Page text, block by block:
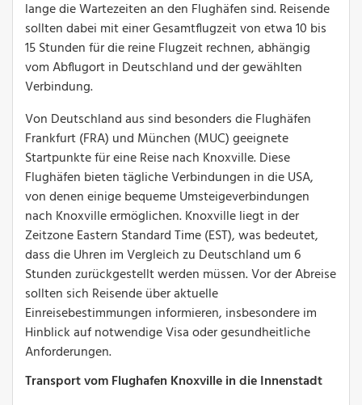
lange die Wartezeiten an den Flughäfen sind. Reisende
sollten dabei mit einer Gesamtflugzeit von etwa 10 bis
15 Stunden für die reine Flugzeit rechnen, abhängig
vom Abflugort in Deutschland und der gewählten
Verbindung.
Von Deutschland aus sind besonders die Flughäfen
Frankfurt (FRA) und München (MUC) geeignete
Startpunkte für eine Reise nach Knoxville. Diese
Flughäfen bieten tägliche Verbindungen in die USA,
von denen einige bequeme Umsteigeverbindungen
nach Knoxville ermöglichen. Knoxville liegt in der
Zeitzone Eastern Standard Time (EST), was bedeutet,
dass die Uhren im Vergleich zu Deutschland um 6
Stunden zurückgestellt werden müssen. Vor der Abreise
sollten sich Reisende über aktuelle
Einreisebestimmungen informieren, insbesondere im
Hinblick auf notwendige Visa oder gesundheitliche
Anforderungen.
Transport vom Flughafen Knoxville in die Innenstadt